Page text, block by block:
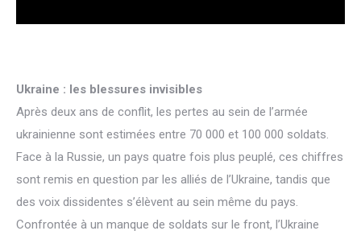
Ukraine : les blessures invisibles
Après deux ans de conflit, les pertes au sein de l’armée
ukrainienne sont estimées entre 70 000 et 100 000 soldats.
Face à la Russie, un pays quatre fois plus peuplé, ces chiffres
sont remis en question par les alliés de l’Ukraine, tandis que
des voix dissidentes s’élèvent au sein même du pays.
Confrontée à un manque de soldats sur le front, l’Ukraine